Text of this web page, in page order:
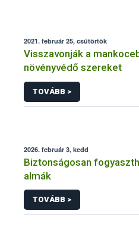
2021. február 25, csütörtök
Visszavonják a
növényvédő szereket
TOVÁBB >
2026. február 3, kedd
Biztonságosan
almák
TOVÁBB >